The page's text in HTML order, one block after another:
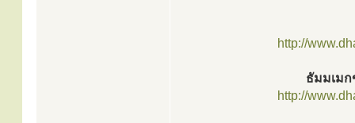
http://
ธัมมเม
http://